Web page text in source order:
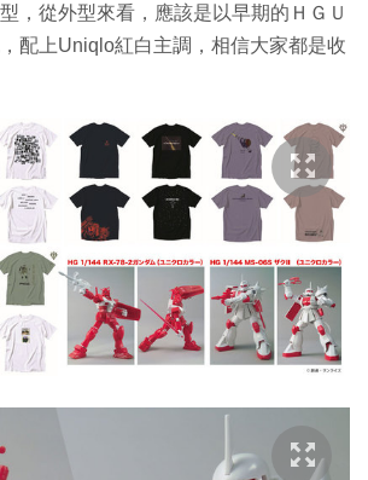
，從外型來看，應該是以早期的ＨＧＵ
配上Uniqlo紅白主調，相信大家都是收